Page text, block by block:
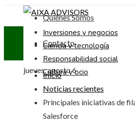
Quiénes Somos
Contacto
jueves, agosto 6
Inversiones y negocios
Ciencia y tecnología
Responsabilidad social
Cultura y ocio
Inicio
Noticias recientes
Principales iniciativas de
Salesforce